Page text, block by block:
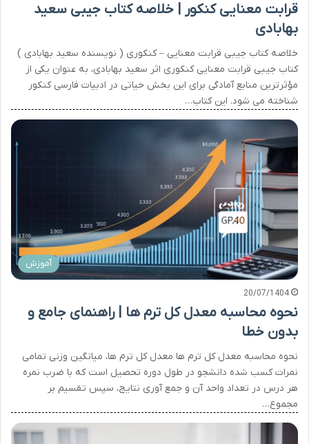
قرابت معنایی کنکور | خلاصه کتاب جیبی سعید
بهابادی
خلاصه کتاب جیبی قرابت معنایی – کنکوری ( نویسنده سعید بهابادی )
کتاب جیبی قرابت معنایی کنکوری اثر سعید بهابادی، به عنوان یکی از
مؤثرترین منابع آمادگی برای این بخش حیاتی در ادبیات فارسی کنکور
شناخته می شود. این کتاب…
آموزش
20/07/1404
نحوه محاسبه معدل کل ترم ها | راهنمای جامع و
بدون خطا
نحوه محاسبه معدل کل ترم ها معدل کل ترم ها، میانگین وزنی تمامی
نمرات کسب شده دانشجو در طول دوره تحصیل است که با ضرب نمره
هر درس در تعداد واحد آن و جمع آوری نتایج، سپس تقسیم بر
مجموع…